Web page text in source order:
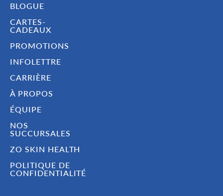
BLOGUE
CARTES-
CADEAUX
PROMOTIONS
INFOLETTRE
CARRIÈRE
À PROPOS
ÉQUIPE
NOS
SUCCURSALES
ZO SKIN HEALTH
POLITIQUE DE
CONFIDENTIALITÉ